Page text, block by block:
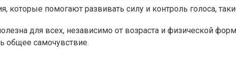
которые помогают развивать силу и контроль голоса,
для всех, независимо от возраста и физической
общее самочувствие.